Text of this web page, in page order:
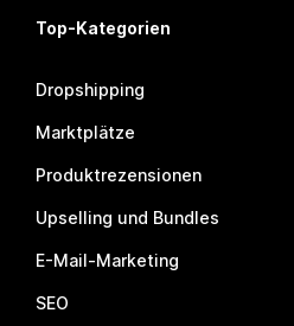
Top-Kategorien
Dropshipping
Marktplätze
Produktrezensionen
Upselling und Bundles
E-Mail-Marketing
SEO